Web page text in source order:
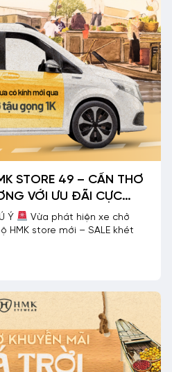
STORE 49 – CẦN THƠ
VỚI ƯU ĐÃI CỰC
Ý
Vừa phát hiện xe chở
HMK store mới – SALE khét